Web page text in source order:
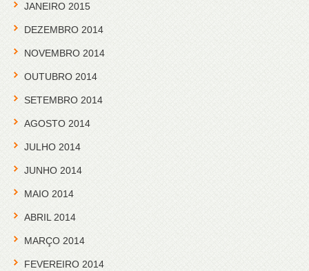
JANEIRO 2015
DEZEMBRO 2014
NOVEMBRO 2014
OUTUBRO 2014
SETEMBRO 2014
AGOSTO 2014
JULHO 2014
JUNHO 2014
MAIO 2014
ABRIL 2014
MARÇO 2014
FEVEREIRO 2014